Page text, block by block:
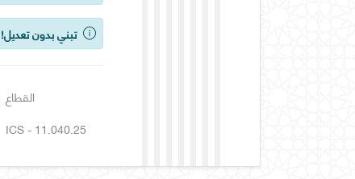
تبني بدون تعديل!
القطاع
ICS - 11.040.25